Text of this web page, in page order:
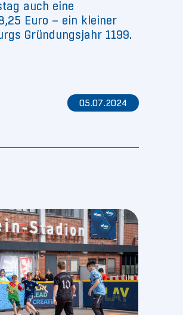
auch eine
Euro – ein kleiner
Gründungsjahr 1199.
05.07.2024